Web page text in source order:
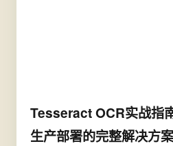
Tesseract OCR实战指
生产部署的完整解决方案